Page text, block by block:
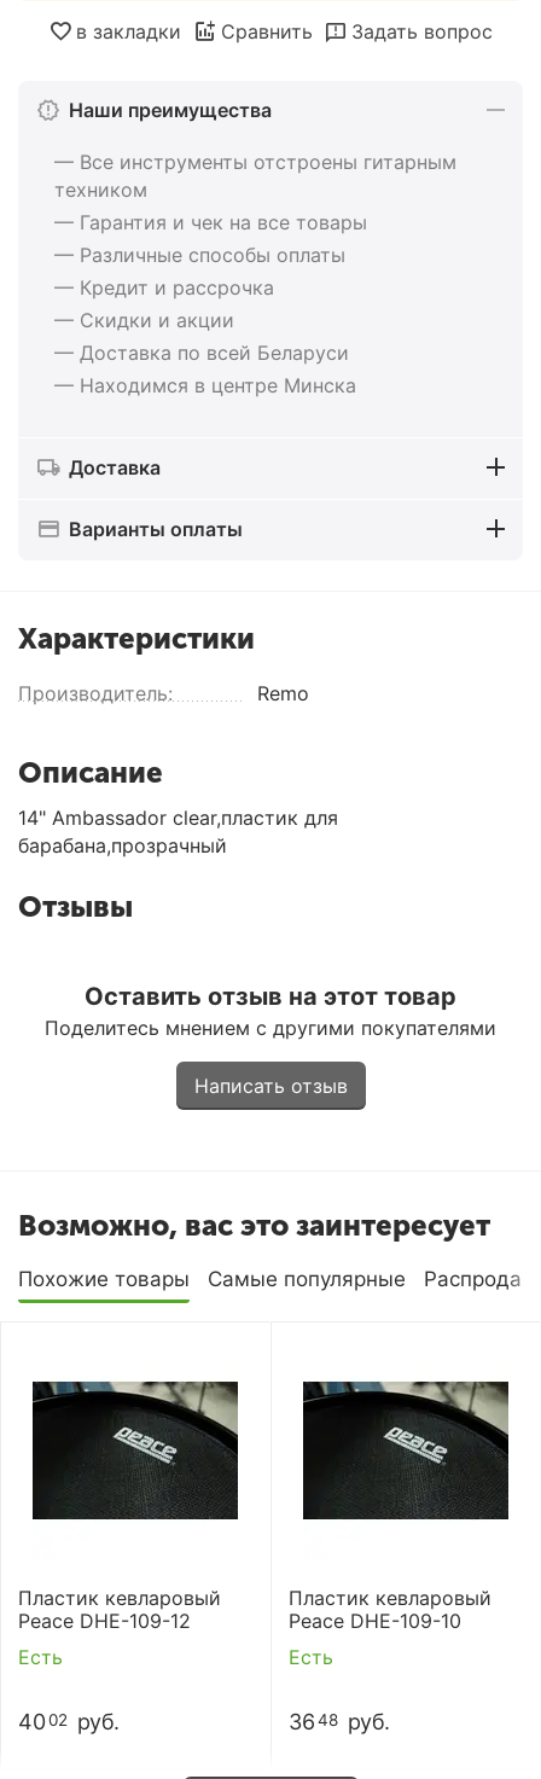
в закладки Сравнить Задать вопрос
Наши преимущества
— Все инструменты отстроены гитарным
техником
— Гарантия и чек на все товары
— Различные способы оплаты
— Кредит и рассрочка
— Скидки и акции
— Доставка по всей Беларуси
— Находимся в центре Минска
Доставка
Варианты оплаты
Характеристики
Производитель: Remo
Описание
14" Ambassador clear,пластик для
барабана,прозрачный
Отзывы
Оставить отзыв на этот товар
Поделитесь мнением с другими покупателями
Написать отзыв
Возможно, вас это заинтересует
Похожие товары Самые популярные
Пластик кевларовый
Peace DHE-109-12
Есть
4002 руб.
Пластик кевларовый
Peace DHE-109-10
Есть
3648 руб.